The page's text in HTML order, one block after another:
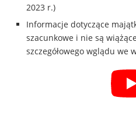
2023 r.)
Informacje dotyczące
szacunkowe i nie są
szczegółowego wglądu we